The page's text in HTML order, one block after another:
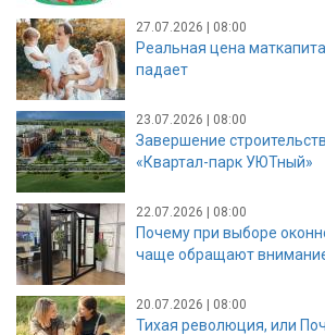
27.07.2026 | 08:00
Реальная цена
падает
23.07.2026 | 08:00
Завершение
«Квартал-парк УЮТный»
22.07.2026 | 08:00
Почему при выборе
чаще обращают
20.07.2026 | 08:00
Тихая революция, или